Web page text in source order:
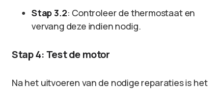
Stap 3.2: Controleer de thermostaat en
vervang deze indien nodig.
Stap 4: Test de motor
Na het uitvoeren van de nodige reparaties is het